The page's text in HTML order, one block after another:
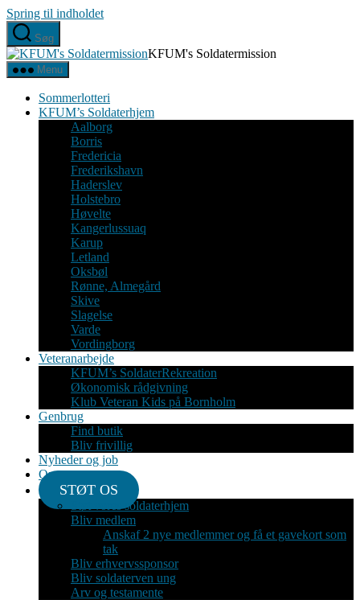
Spring til indholdet
Søg
KFUM's Soldatermission
Menu
Sommerlotteri
KFUM’s Soldaterhjem
Aalborg
Borris
Fredericia
Frederikshavn
Haderslev
Holstebro
Høvelte
Kangerlussuaq
Karup
Letland
Oksbøl
Rønne, Almegård
Skive
Slagelse
Varde
Vordingborg
Veteranarbejde
KFUM’s SoldaterRekreation
Økonomisk rådgivning
Klub Veteran Kids på Bornholm
Genbrug
Find butik
Bliv frivillig
Nyheder og job
Om
STØT OS
Støt vores soldaterhjem
Bliv medlem
Anskaf 2 nye medlemmer og få et gavekort som
tak
Bliv erhvervssponsor
Bliv soldaterven ung
Arv og testamente